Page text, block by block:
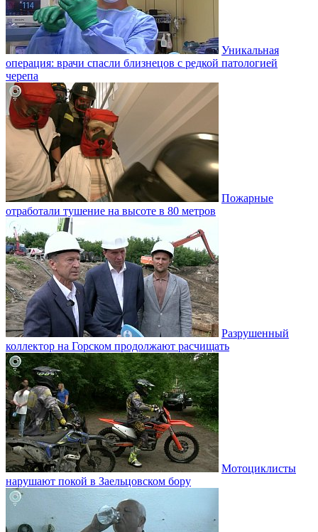
Уникальная
операция: врачи спасли близнецов с редкой патологией
черепа
Пожарные
отработали тушение на высоте в 80 метров
Разрушенный
коллектор на Горском продолжают расчищать
Мотоциклисты
нарушают покой в Заельцовском бору